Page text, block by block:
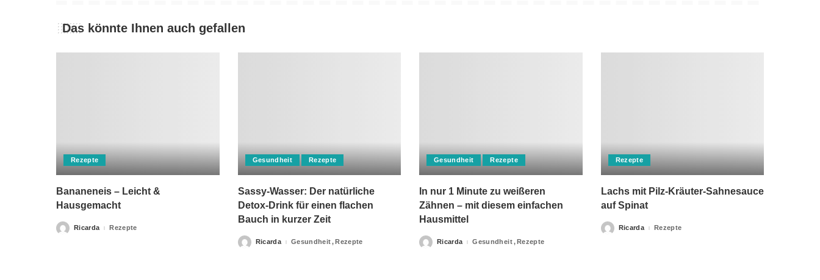
Das könnte Ihnen auch gefallen
Rezepte
Bananeneis – Leicht &
Hausgemacht
PostedRicarda Rezepte
Gesundheit Rezepte
Sassy-Wasser: Der natürliche
Detox-Drink für einen flachen
Bauch in kurzer Zeit
PostedRicarda Gesundheit Rezepte
Gesundheit Rezepte
In nur 1 Minute zu weißeren
Zähnen – mit diesem einfachen
Hausmittel
PostedRicarda Gesundheit Rezepte
Rezepte
Lachs mit Pilz-Kräuter-Sahnesauce
auf Spinat
PostedRicarda Rezepte